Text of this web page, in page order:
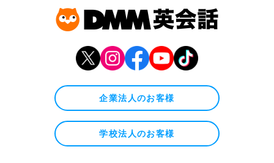
企業法人のお客様
学校法人のお客様